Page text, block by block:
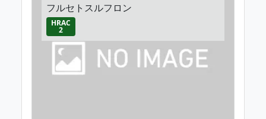
フルセトスルフロン
HRAC
2